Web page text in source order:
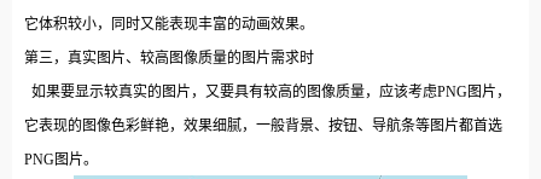
它体积较小，同时又能表现丰富的动画效果。
第三，真实图片、较高图像质量的图片需求时
如果要显示较真实的图片，又要具有较高的图像质量，应该考虑PNG图片，
它表现的图像色彩鲜艳，效果细腻，一般背景、按钮、导航条等图片都首选
PNG图片。